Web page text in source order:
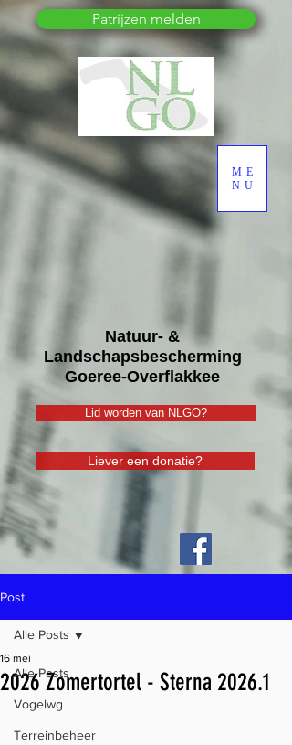
Natuur- &
Landschapsbescherming
Goeree-Overflakkee
ME
NU
Lid worden van NLGO?
Liever een donatie?
Patrijzen melden
Post
Alle Posts
Vogelwg
Terreinbeheer
Alle Posts
2026 Zomertortel - Sterna 2026.1
16 mei